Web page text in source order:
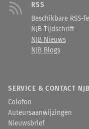
RSS
Beschikbare RSS-
NJB Tijdschrift
NJB Nieuws
NJB Blogs
SERVICE & CONTACT NJB
Colofon
Auteursaanwijzingen
Nieuwsbrief